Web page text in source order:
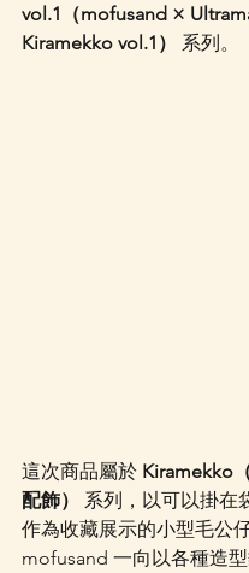
vol.1（mofusand ×
Kiramekko vol.1）
系列。
這次商品屬於 Kiramekko
配飾）
系列，以可以掛在
作為收藏展示的小型毛公
mofusand 一向以各種造